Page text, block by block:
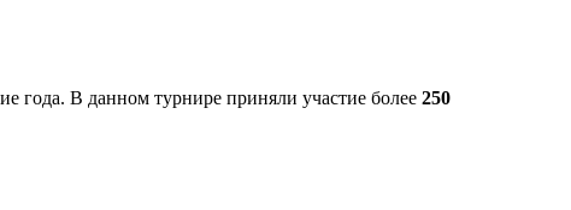
года. В данном турнире приняли участие более 250